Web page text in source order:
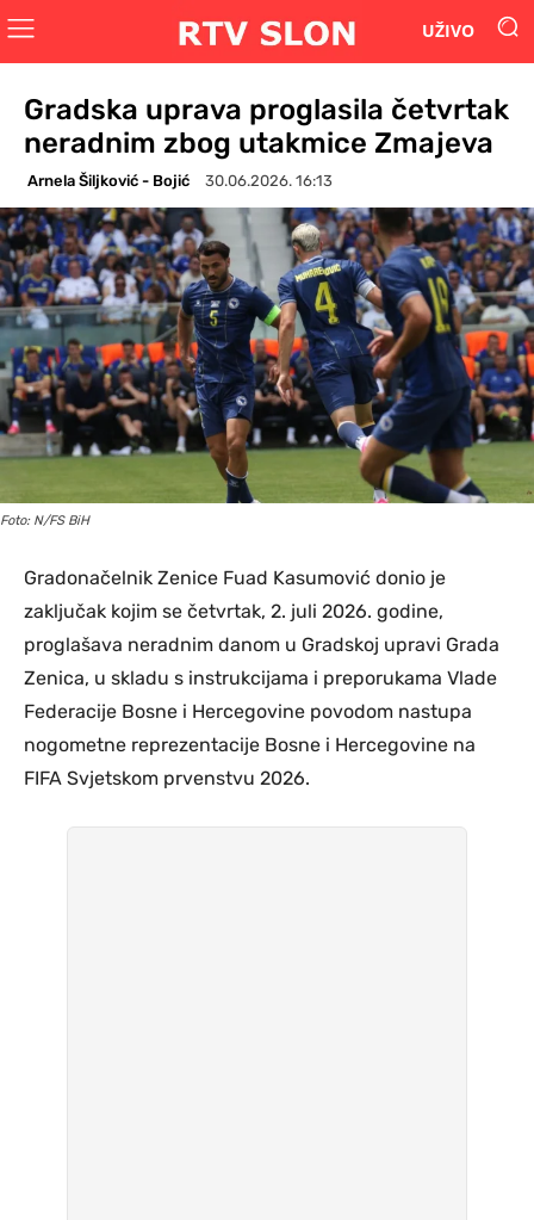
UŽIVO
Gradska uprava proglasila četvrtak
neradnim zbog utakmice Zmajeva
Arnela Šiljković - Bojić 30.06.2026. 16:13
Foto: N/FS BiH
Gradonačelnik Zenice Fuad Kasumović donio je
zaključak kojim se četvrtak, 2. juli 2026. godine,
proglašava neradnim danom u Gradskoj upravi Grada
Zenica, u skladu s instrukcijama i preporukama Vlade
Federacije Bosne i Hercegovine povodom nastupa
nogometne reprezentacije Bosne i Hercegovine na
FIFA Svjetskom prvenstvu 2026.